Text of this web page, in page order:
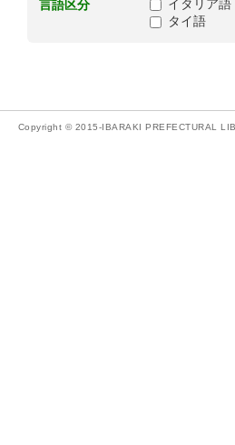
言語区分
イタリア語
タイ語
Copyright © 2015-IBARAKI PREFECTURAL